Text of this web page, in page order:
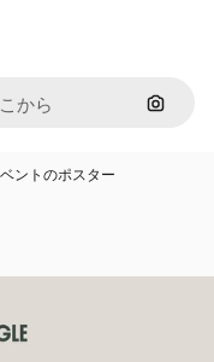
画像で
ントのポスター